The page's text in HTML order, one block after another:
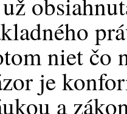
niet čo
je
a